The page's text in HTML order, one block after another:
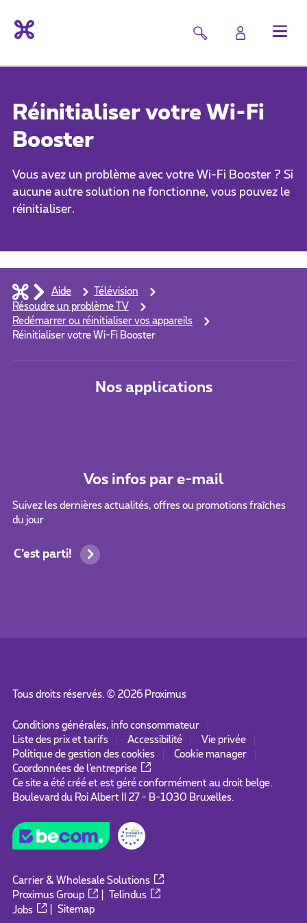
Réinitialiser votre Wi-Fi
Booster
Vous avez un problème avec votre Wi-Fi Booster ? Si
aucune autre solution ne fonctionne, vous pouvez le
réinitialiser.
Aide
Télévision
Résoudre un problème TV
Redémarrer ou réinitialiser vos appareils
Réinitialiser votre Wi-Fi Booster
Nos applications
Vos infos par e-mail
Suivez les dernières actualités, offres ou promotions fraîches
du jour
C’est parti!
Tous droits réservés. © 2026Proximus
Conditions générales, info consommateur
Liste des prix et tarifs
Accessibilité
Vie privée
Politique de gestion des cookies
Cookie manager
Coordonnées de l’entreprise
Ce site a été créé et est géré conformément au droit belge.
Boulevard du Roi Albert II 27 - B-1030 Bruxelles.
Carrier & Wholesale Solutions
Proximus Group
Telindus
Jobs
|Sitemap